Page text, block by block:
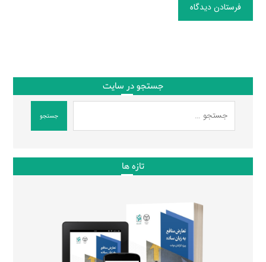
فرستادن دیدگاه
جستجو در سایت
جستجو
تازه ها